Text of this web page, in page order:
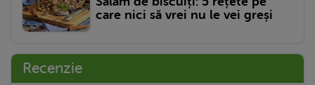
care nici să vrei nu le vei greși
Recenzie